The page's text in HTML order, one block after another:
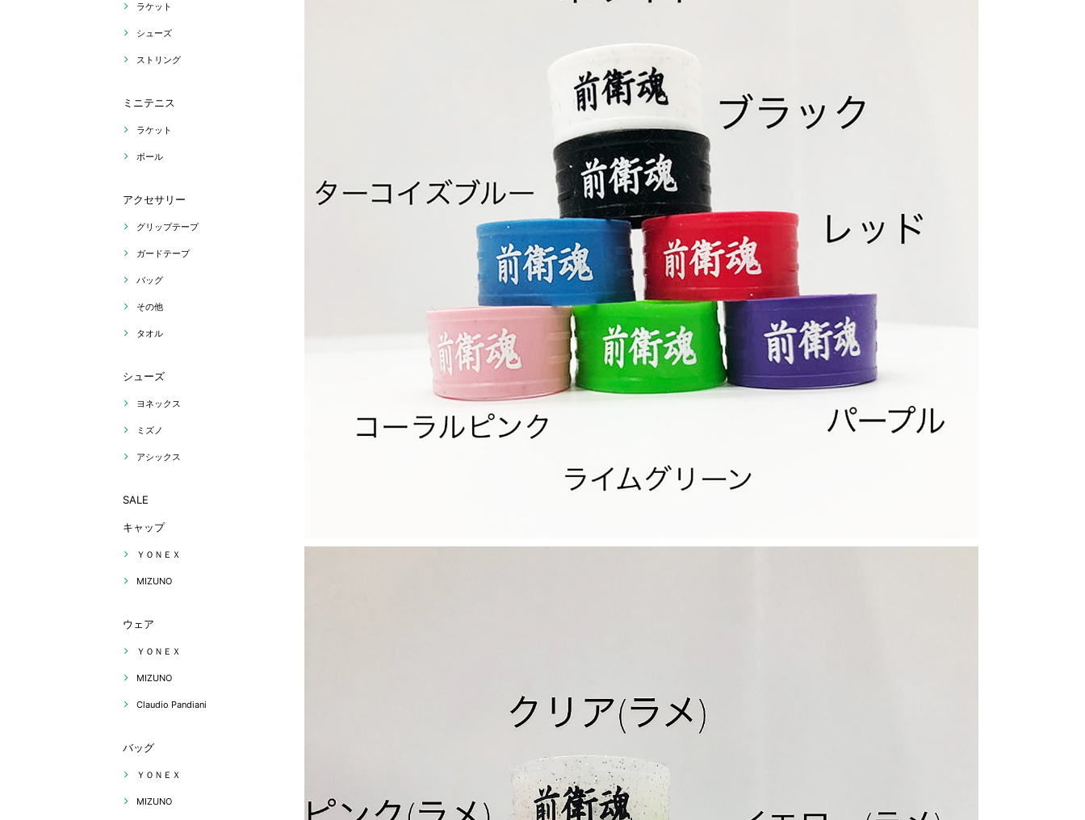
ラケット
シューズ
ストリング
ミニテニス
ラケット
ボール
アクセサリー
グリップテープ
ガードテープ
バッグ
その他
タオル
シューズ
ヨネックス
ミズノ
アシックス
SALE
キャップ
ＹＯＮＥＸ
MIZUNO
ウェア
ＹＯＮＥＸ
MIZUNO
Claudio Pandiani
バッグ
ＹＯＮＥＸ
MIZUNO